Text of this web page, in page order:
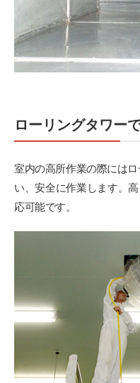
ローリングタワー
室内の高所作業の際には
い、安全に作業します。
応可能です。